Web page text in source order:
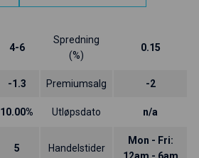
4-6
Spredning
(%)
0.15
-1.3 Premiumsalg -2
10.00% Utløpsdato n/a
5 Handelstider
Mon - Fri: